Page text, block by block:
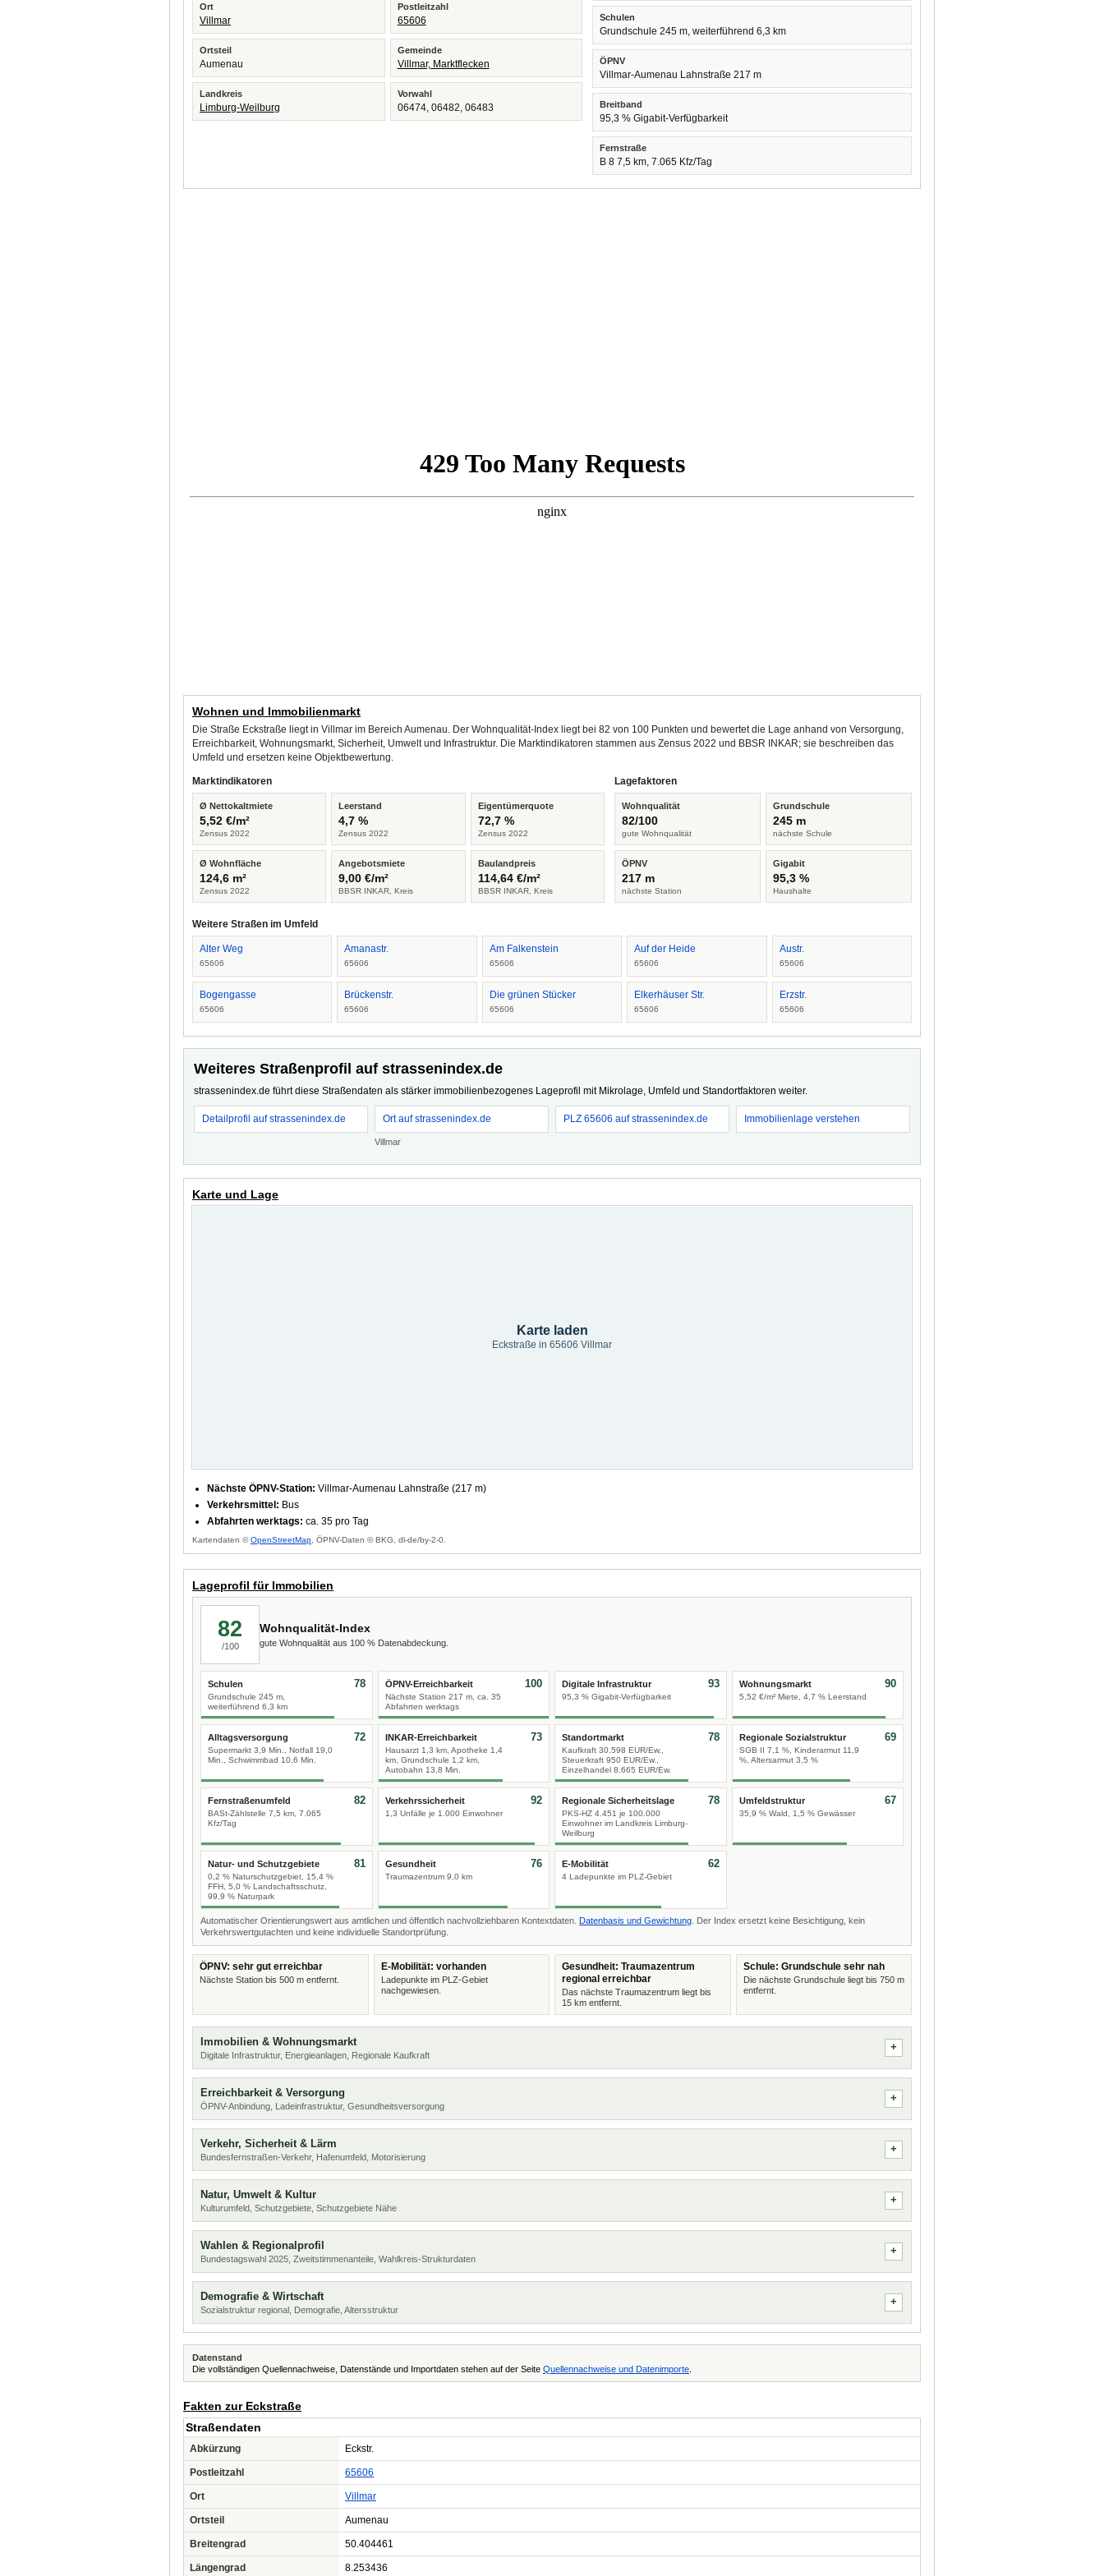
Ort
Villmar
Postleitzahl
65606
Ortsteil
Aumenau
Gemeinde
Villmar, Marktflecken
Landkreis
Limburg-Weilburg
Vorwahl
06474, 06482, 06483
Schulen
Grundschule 245 m, weiterführend 6,3 km
ÖPNV
Villmar-Aumenau Lahnstraße 217 m
Breitband
95,3 % Gigabit-Verfügbarkeit
Fernstraße
B 8 7,5 km, 7.065 Kfz/Tag
Wohnen und Immobilienmarkt
Die Straße Eckstraße liegt in Villmar im Bereich Aumenau. Der Wohnqualität-Index liegt bei 82 von 100 Punkten und bewertet die Lage anhand von Versorgung,
Erreichbarkeit, Wohnungsmarkt, Sicherheit, Umwelt und Infrastruktur. Die Marktindikatoren stammen aus Zensus 2022 und BBSR INKAR; sie beschreiben das
Umfeld und ersetzen keine Objektbewertung.
Marktindikatoren
Ø Nettokaltmiete
5,52 €/m²
Zensus 2022
Leerstand
4,7 %
Zensus 2022
Eigentümerquote
72,7 %
Zensus 2022
Ø Wohnfläche
124,6 m²
Zensus 2022
Angebotsmiete
9,00 €/m²
BBSR INKAR, Kreis
Baulandpreis
114,64 €/m²
BBSR INKAR, Kreis
Lagefaktoren
Wohnqualität
82/100
gute Wohnqualität
Grundschule
245 m
nächste Schule
ÖPNV
217 m
nächste Station
Gigabit
95,3 %
Haushalte
Weitere Straßen im Umfeld
Alter Weg
65606
Amanastr.
65606
Am Falkenstein
65606
Auf der Heide
65606
Austr.
65606
Bogengasse
65606
Brückenstr.
65606
Die grünen Stücker
65606
Elkerhäuser Str.
65606
Erzstr.
65606
Weiteres Straßenprofil auf strassenindex.de
strassenindex.de führt diese Straßendaten als stärker immobilienbezogenes Lageprofil mit Mikrolage, Umfeld und Standortfaktoren weiter.
Detailprofil auf strassenindex.de Ort auf strassenindex.de
Villmar
PLZ 65606 auf strassenindex.de Immobilienlage verstehen
Karte und Lage
Karte laden
Eckstraße in 65606 Villmar
Nächste ÖPNV-Station: Villmar-Aumenau Lahnstraße (217 m)
Verkehrsmittel: Bus
Abfahrten werktags: ca. 35 pro Tag
Kartendaten ©OpenStreetMap , ÖPNV-Daten © BKG, dl-de/by-2-0.
Lageprofil für Immobilien
82
/100
Wohnqualität-Index
gute Wohnqualität aus 100 % Datenabdeckung.
Schulen
Grundschule 245 m,
weiterführend 6,3 km
78 ÖPNV-Erreichbarkeit
Nächste Station 217 m, ca. 35
Abfahrten werktags
100 Digitale Infrastruktur
95,3 % Gigabit-Verfügbarkeit
93 Wohnungsmarkt
5,52 €/m² Miete, 4,7 % Leerstand
90
Alltagsversorgung
Supermarkt 3,9 Min., Notfall 19,0
Min., Schwimmbad 10,6 Min.
72 INKAR-Erreichbarkeit
Hausarzt 1,3 km, Apotheke 1,4
km, Grundschule 1,2 km,
Autobahn 13,8 Min.
73 Standortmarkt
Kaufkraft 30.598 EUR/Ew.,
Steuerkraft 950 EUR/Ew.,
Einzelhandel 8.665 EUR/Ew.
78 Regionale Sozialstruktur
SGB II 7,1 %, Kinderarmut 11,9
%, Altersarmut 3,5 %
69
Fernstraßenumfeld
BASt-Zählstelle 7,5 km, 7.065
Kfz/Tag
82 Verkehrssicherheit
1,3 Unfälle je 1.000 Einwohner
92 Regionale Sicherheitslage
PKS-HZ 4.451 je 100.000
Einwohner im Landkreis Limburg-
Weilburg
78 Umfeldstruktur
35,9 % Wald, 1,5 % Gewässer
67
Natur- und Schutzgebiete
0,2 % Naturschutzgebiet, 15,4 %
FFH, 5,0 % Landschaftsschutz,
99,9 % Naturpark
81 Gesundheit
Traumazentrum 9,0 km
76 E-Mobilität
4 Ladepunkte im PLZ-Gebiet
62
Automatischer Orientierungswert aus amtlichen und öffentlich nachvollziehbaren Kontextdaten. Datenbasis und Gewichtung . Der Index ersetzt keine Besichtigung, kein
Verkehrswertgutachten und keine individuelle Standortprüfung.
ÖPNV: sehr gut erreichbar
Nächste Station bis 500 m entfernt.
E-Mobilität: vorhanden
Ladepunkte im PLZ-Gebiet
nachgewiesen.
Gesundheit: Traumazentrum
regional erreichbar
Das nächste Traumazentrum liegt bis
15 km entfernt.
Schule: Grundschule sehr nah
Die nächste Grundschule liegt bis 750 m
entfernt.
Immobilien & Wohnungsmarkt
Digitale Infrastruktur, Energieanlagen, Regionale Kaufkraft
Erreichbarkeit & Versorgung
ÖPNV-Anbindung, Ladeinfrastruktur, Gesundheitsversorgung
Verkehr, Sicherheit & Lärm
Bundesfernstraßen-Verkehr, Hafenumfeld, Motorisierung
Natur, Umwelt & Kultur
Kulturumfeld, Schutzgebiete, Schutzgebiete Nähe
Wahlen & Regionalprofil
Bundestagswahl 2025, Zweitstimmenanteile, Wahlkreis-Strukturdaten
Demografie & Wirtschaft
Sozialstruktur regional, Demografie, Altersstruktur
Datenstand
Die vollständigen Quellennachweise, Datenstände und Importdaten stehen auf der Seite Quellennachweise und Datenimporte
Fakten zur Eckstraße
Straßendaten
Abkürzung Eckstr.
Postleitzahl 65606
Ort Villmar
Ortsteil Aumenau
Breitengrad 50.404461
Längengrad 8.253436